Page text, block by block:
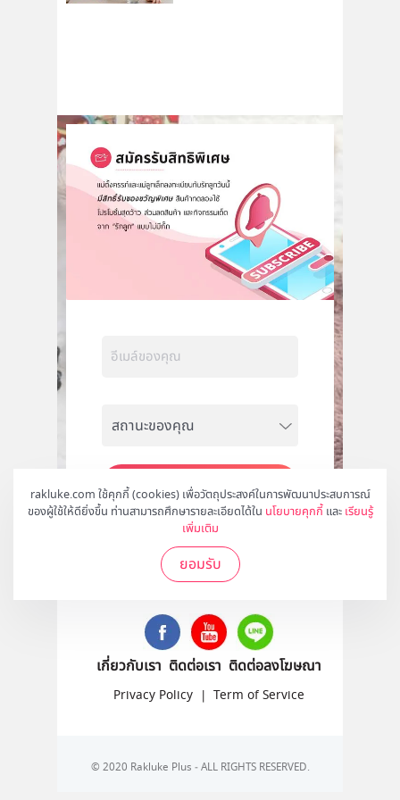
rakluke.com ใช้คุกกี้ (cookies) เพื่อวัตถุประสงค์ในการพัฒนาประสบการณ์
ของผู้ใช้ให้ดียิ่งขึ้น ท่านสามารถศึกษารายละเอียดได้ใน นโยบายคุกกี้ และ เรียนรู้
เพิ่มเติม
ยอมรับ
สมัคร
ติดตามเราได้ที่
เกี่ยวกับเรา ติดต่อเรา ติดต่อลงโฆษณา
Privacy Policy | Term of Service
© 2020 Rakluke Plus - ALL RIGHTS RESERVED.